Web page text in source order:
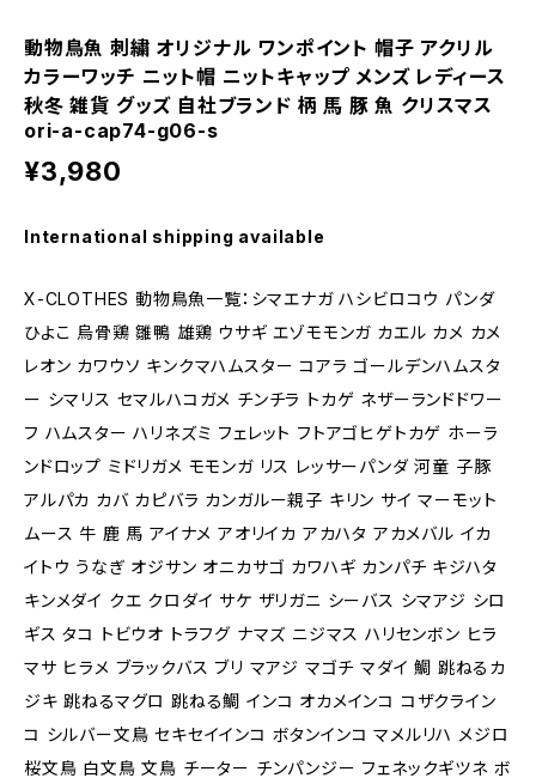
動物鳥魚 刺繍 オリジナル ワンポイント 帽子 アクリル
カラーワッチ ニット帽 ニットキャップ メンズ レディース
秋冬 雑貨 グッズ 自社ブランド 柄 馬 豚 魚 クリスマス
ori-a-cap74-g06-s
¥3,980
International shipping available
X-CLOTHES 動物鳥魚一覧：シマエナガ ハシビロコウ パンダ
ひよこ 烏骨鶏 雛鴨 雄鶏 ウサギ エゾモモンガ カエル カメ カメ
レオン カワウソ キンクマハムスター コアラ ゴールデンハムスタ
ー シマリス セマルハコガメ チンチラ トカゲ ネザーランドドワー
フ ハムスター ハリネズミ フェレット フトアゴヒゲトカゲ ホーラ
ンドロップ ミドリガメ モモンガ リス レッサーパンダ 河童 子豚
アルパカ カバ カピバラ カンガルー親子 キリン サイ マーモット
ムース 牛 鹿 馬 アイナメ アオリイカ アカハタ アカメバル イカ
イトウ うなぎ オジサン オニカサゴ カワハギ カンパチ キジハタ
キンメダイ クエ クロダイ サケ ザリガニ シーバス シマアジ シロ
ギス タコ トビウオ トラフグ ナマズ ニジマス ハリセンボン ヒラ
マサ ヒラメ ブラックバス ブリ マアジ マゴチ マダイ 鯛 跳ねるカ
ジキ 跳ねるマグロ 跳ねる鯛 インコ オカメインコ コザクライン
コ シルバー文鳥 セキセイインコ ボタンインコ マメルリハ メジロ
桜文鳥 白文鳥 文鳥 チーター チンパンジー フェネックギツネ ボ